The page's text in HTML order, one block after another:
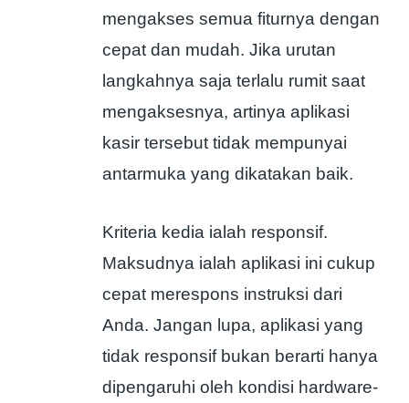
mengakses semua fiturnya dengan
cepat dan mudah. Jika urutan
langkahnya saja terlalu rumit saat
mengaksesnya, artinya aplikasi
kasir tersebut tidak mempunyai
antarmuka yang dikatakan baik.
Kriteria kedia ialah responsif.
Maksudnya ialah aplikasi ini cukup
cepat merespons instruksi dari
Anda. Jangan lupa, aplikasi yang
tidak responsif bukan berarti hanya
dipengaruhi oleh kondisi hardware-